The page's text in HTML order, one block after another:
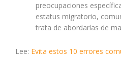
preocupaciones
estatus migratorio,
trata de abordarlas de
Lee: Evita estos 10 errores